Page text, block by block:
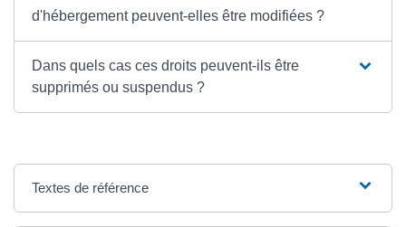
d'hébergement peuvent-elles être modifiées ?
Dans quels cas ces droits peuvent-ils être
supprimés ou suspendus ?
Textes de référence